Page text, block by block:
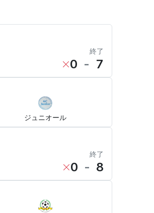
終了
0 - 7
ジュニオール
終了
0 - 8